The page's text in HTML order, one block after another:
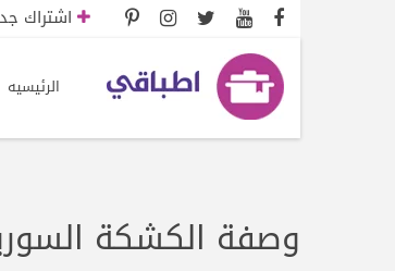
اشتراك
الرئيسيه
وصفة الكشكة